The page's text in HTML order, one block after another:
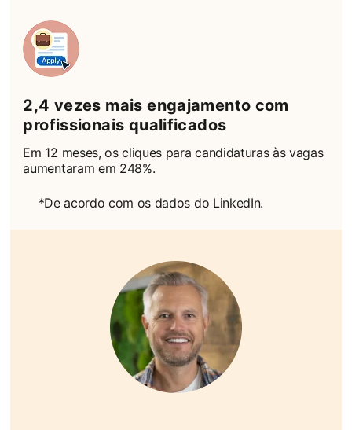
2,4 vezes mais engajamento com
profissionais qualificados
Em 12 meses, os cliques para candidaturas às vagas
aumentaram em 248%.
*De acordo com os dados do LinkedIn.